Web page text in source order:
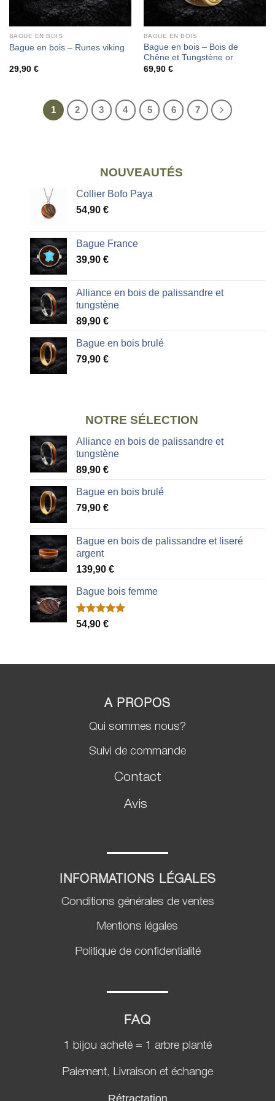
BAGUE EN BOIS
Bague en bois – Runes viking
29,90 €
BAGUE EN BOIS
Bague en bois – Bois de
Chêne et Tungstène or
69,90 €
1 2 3 4 5 6 7
NOUVEAUTÉS
Collier Bofo Paya
54,90 €
Bague France
39,90 €
Alliance en bois de palissandre et
tungstène
89,90 €
Bague en bois brulé
79,90 €
NOTRE SÉLECTION
Alliance en bois de palissandre et
tungstène
89,90 €
Bague en bois brulé
79,90 €
Bague en bois de palissandre et liseré
argent
139,90 €
Bague bois femme
Noté5.00
sur 5 basé
2
54,90 €
A PROPOS
Qui sommes nous?
Suivi de commande
Contact
Avis
INFORMATIONS LÉGALES
Conditions générales de ventes
Mentions légales
Politique de confidentialité
FAQ
1 bijou acheté = 1 arbre planté
Paiement, Livraison et échange